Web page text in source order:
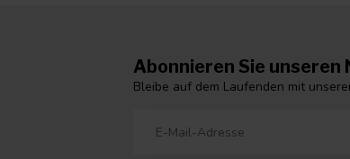
Abonnieren Sie unseren
Bleibe auf dem Laufenden mit